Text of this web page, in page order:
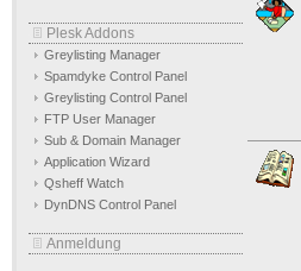
Plesk Addons
Greylisting Manager
Spamdyke Control Panel
Greylisting Control Panel
FTP User Manager
Sub & Domain Manager
Application Wizard
Qsheff Watch
DynDNS Control Panel
Anmeldung